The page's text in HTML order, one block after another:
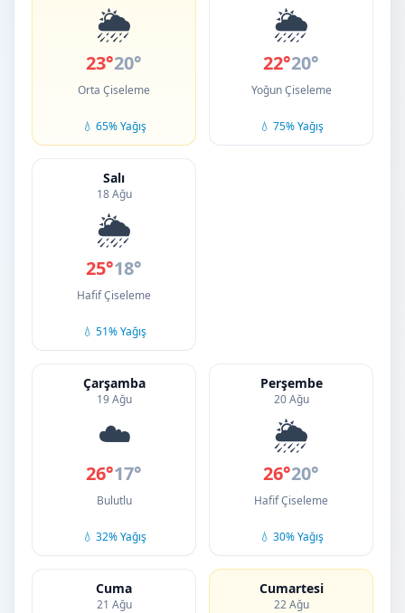
🌦️
23°20°
Orta Çiseleme
💧 65% Yağış
🌦️
22°20°
Yoğun Çiseleme
💧 75% Yağış
Salı
18 Ağu
🌦️
25°18°
Hafif Çiseleme
💧 51% Yağış
Çarşamba
19 Ağu
☁️
26°17°
Bulutlu
💧 32% Yağış
Perşembe
20 Ağu
🌦️
26°20°
Hafif Çiseleme
💧 30% Yağış
Cuma
21 Ağu
Cumartesi
22 Ağu